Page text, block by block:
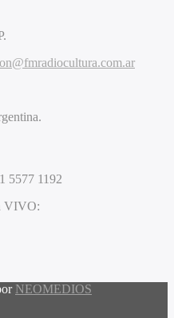
5577 1192
VIVO:
NEOMEDIOS